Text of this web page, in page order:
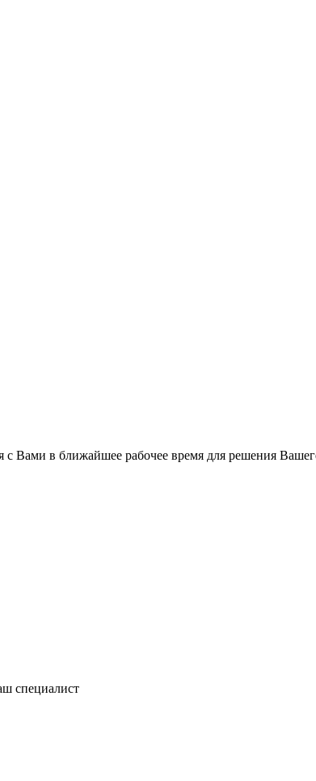
Вами в ближайшее рабочее время для решения
специалист